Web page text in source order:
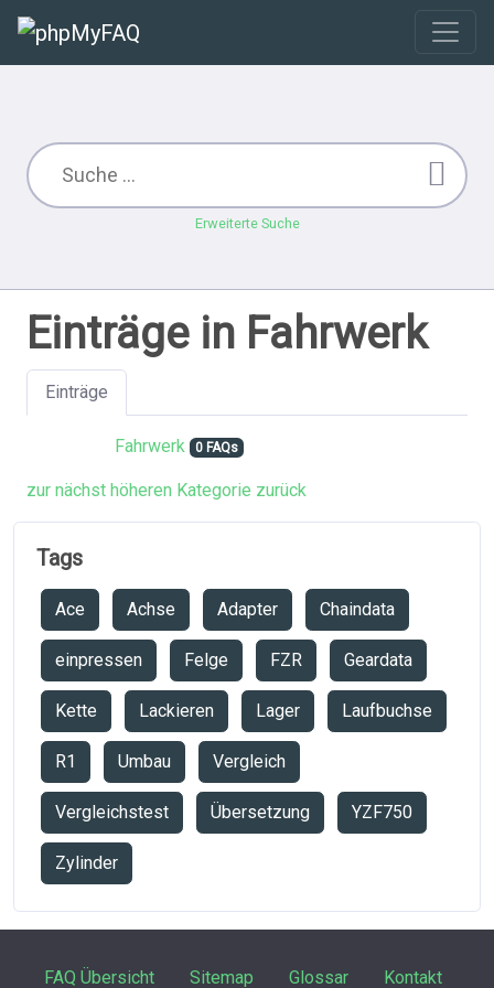
Erweiterte Suche
Einträge in Fahrwerk
Einträge
Fahrwerk 0 FAQs
zur nächst höheren Kategorie zurück
Tags
Ace Achse Adapter Chaindata
einpressen Felge FZR Geardata
Kette Lackieren Lager Laufbuchse
R1 Umbau Vergleich
Vergleichstest Übersetzung YZF750
Zylinder
FAQ Übersicht Sitemap Glossar Kontakt